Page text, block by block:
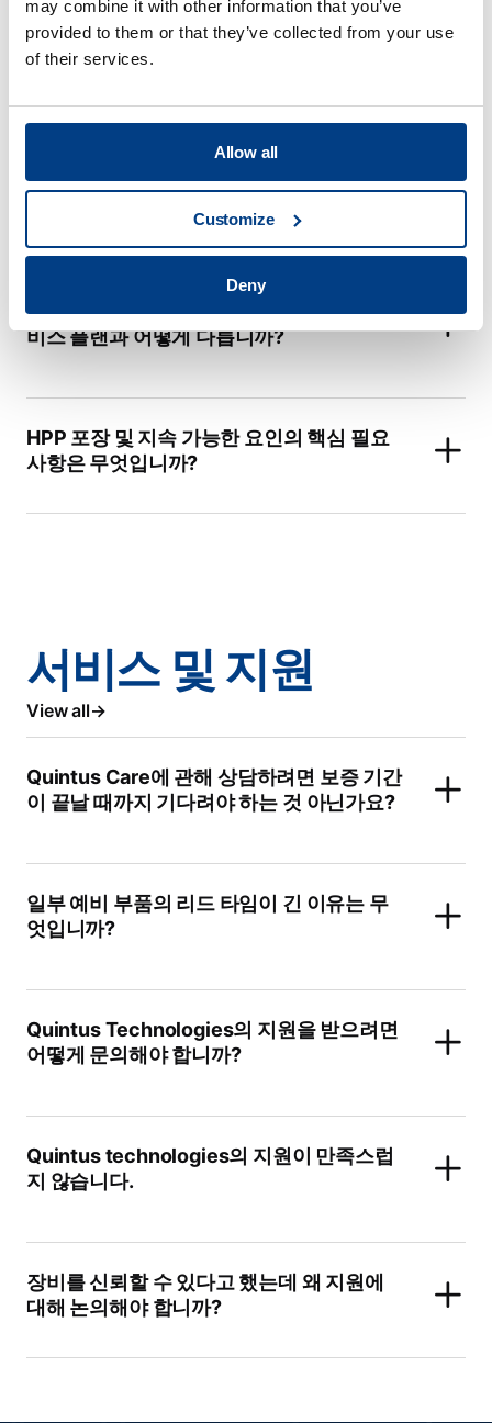
may combine it with other information that you’ve
provided to them or that they’ve collected from your use
of their services.
Allow all
Customize
Deny
애플리케이션 센터에서 제공하는 서비스는
Quintus ® Care는 다른 HPP 제조업체의 서
비스 플랜과 어떻게 다릅니까?
HPP 포장 및 지속 가능한 요인의 핵심 필요
사항은 무엇입니까?
서비스 및 지원
View all
Quintus Care에 관해 상담하려면 보증 기간
이 끝날 때까지 기다려야 하는 것 아닌가요?
일부 예비 부품의 리드 타임이 긴 이유는 무
엇입니까?
Quintus Technologies의 지원을 받으려면
어떻게 문의해야 합니까?
Quintus technologies의 지원이 만족스럽
지 않습니다.
장비를 신뢰할 수 있다고 했는데 왜 지원에
대해 논의해야 합니까?